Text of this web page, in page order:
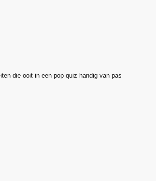
die ooit in een pop quiz handig van pas